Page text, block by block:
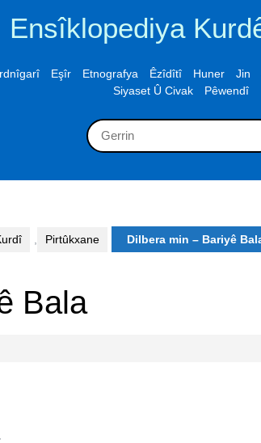
Ensîklopediya
Eşîr Etnografya Êzîdîtî Huner Jin
Siyaset Û Civak
Pêwendî
Search
for:
Pirtûkxane Dilbera min – Bariyê
Bala